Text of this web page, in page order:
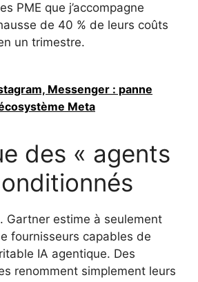
PME que j’accompagne
de 40 % de leurs coûts
un trimestre.
Messenger : panne
Meta
des « agents
Gartner estime à seulement
fournisseurs capables de
IA agentique. Des
renomment simplement leurs